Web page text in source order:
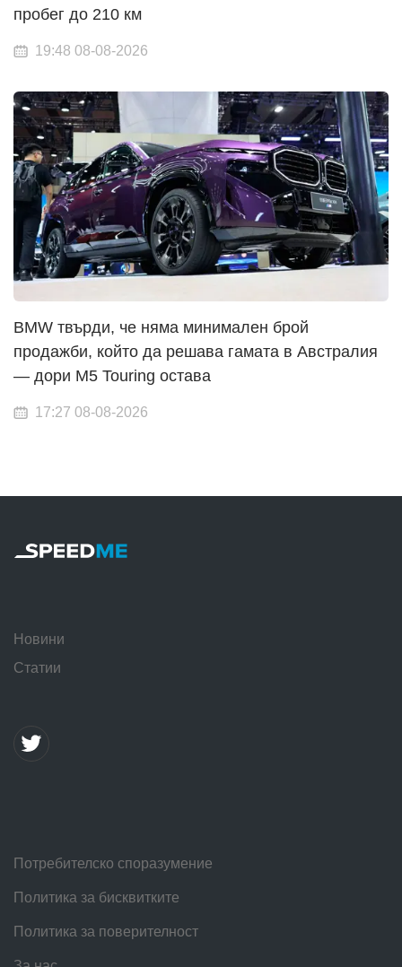
пробег до 210 км
19:48 08-08-2026
BMW твърди, че няма минимален брой
продажби, който да решава гамата в Австралия
— дори M5 Touring остава
17:27 08-08-2026
Новини
Статии
Потребителско споразумение
Политика за бисквитките
Политика за поверителност